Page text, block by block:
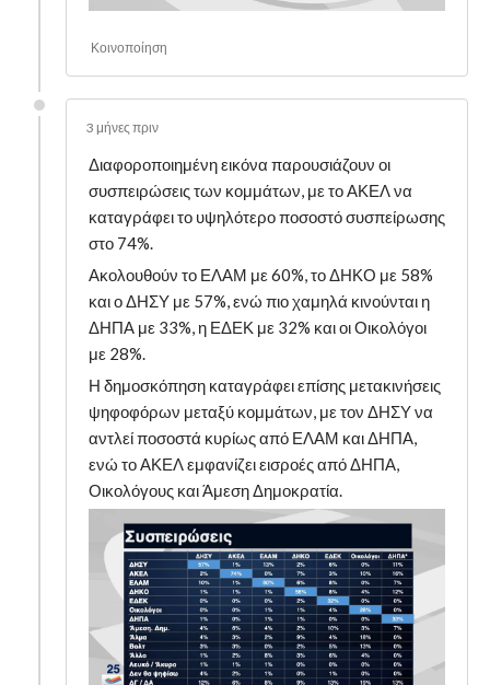
Κοινοποίηση
3 μήνες πριν
Διαφοροποιημένη εικόνα παρουσιάζουν οι
συσπειρώσεις των κομμάτων, με το ΑΚΕΛ να
καταγράφει το υψηλότερο ποσοστό συσπείρωσης
στο 74%.
Ακολουθούν το ΕΛΑΜ με 60%, το ΔΗΚΟ με 58%
και ο ΔΗΣΥ με 57%, ενώ πιο χαμηλά κινούνται η
ΔΗΠΑ με 33%, η ΕΔΕΚ με 32% και οι Οικολόγοι
με 28%.
Η δημοσκόπηση καταγράφει επίσης μετακινήσεις
ψηφοφόρων μεταξύ κομμάτων, με τον ΔΗΣΥ να
αντλεί ποσοστά κυρίως από ΕΛΑΜ και ΔΗΠΑ,
ενώ το ΑΚΕΛ εμφανίζει εισροές από ΔΗΠΑ,
Οικολόγους και Άμεση Δημοκρατία.